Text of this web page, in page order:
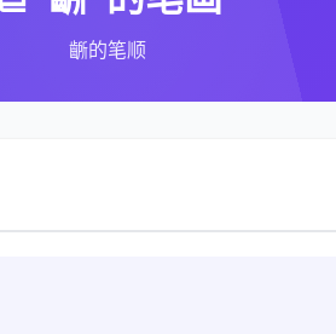
齭的笔顺